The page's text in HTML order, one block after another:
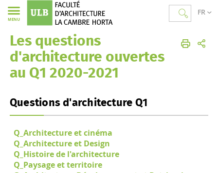
FR
MENU
Faculté d'Architecture La Cambre Horta
Les questions
d'architecture ouvertes
au Q1 2020-2021
Questions d'architecture Q1
Q_Architecture et cinéma
Q_Architecture et Design
Q_Histoire de l'architecture
Q_Paysage et territoire